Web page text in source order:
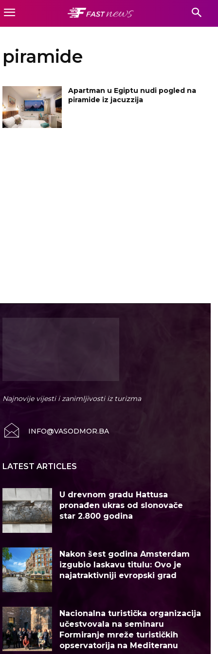
piramide
Apartman u Egiptu nudi pogled na
piramide iz jacuzzija
Najnovije vijesti i zanimljivosti iz turizma
INFO@VASODMOR.BA
LATEST ARTICLES
U drevnom gradu Hattusa
pronađen ukras od slonovače
star 2.800 godina
Nakon šest godina Amsterdam
izgubio laskavu titulu: Ovo je
najatraktivniji evropski grad
Nacionalna turistička organizacija
učestvovala na seminaru
Formiranje mreže turističkih
opservatorija na Mediteranu